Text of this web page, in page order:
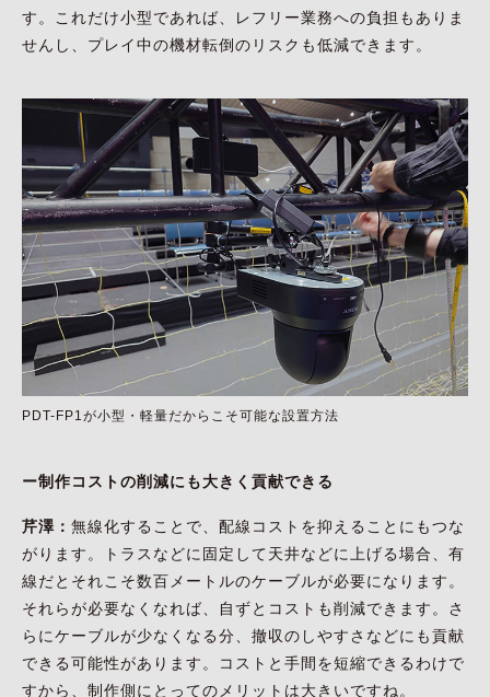
PDT-FP1が小型・軽量だからこそ可能な設置方法
す。これだけ小型であれば、レフリー業務への負担もありま
せんし、プレイ中の機材転倒のリスクも低減できます。
ー制作コストの削減にも大きく貢献できる
芹澤： 無線化することで、配線コストを抑えることにもつな
がります。トラスなどに固定して天井などに上げる場合、有
線だとそれこそ数百メートルのケーブルが必要になります。
それらが必要なくなれば、自ずとコストも削減できます。さ
らにケーブルが少なくなる分、撤収のしやすさなどにも貢献
できる可能性があります。コストと手間を短縮できるわけで
すから、制作側にとってのメリットは大きいですね。